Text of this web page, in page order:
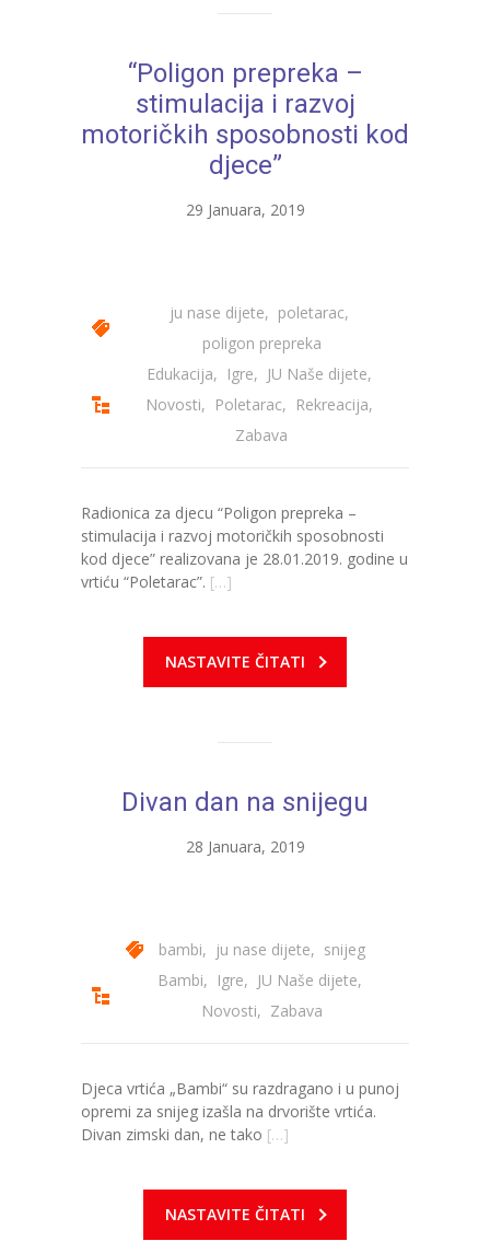
-- Obrasci i zahtjevi
-- Obavještenja za roditelje
Mala škola sporta
“Poligon prepreka –
stimulacija i razvoj
motoričkih sposobnosti kod
djece”
29 Januara, 2019
ju nase dijete, poletarac,
poligon prepreka
Edukacija, Igre, JU Naše dijete,
Novosti, Poletarac, Rekreacija,
Zabava
Radionica za djecu “Poligon prepreka –
stimulacija i razvoj motoričkih sposobnosti
kod djece” realizovana je 28.01.2019. godine u
vrtiću “Poletarac”. […]
NASTAVITE ČITATI
Divan dan na snijegu
28 Januara, 2019
bambi, ju nase dijete, snijeg
Bambi, Igre, JU Naše dijete,
Novosti, Zabava
Djeca vrtića „Bambi“ su razdragano i u punoj
opremi za snijeg izašla na drvorište vrtića.
Divan zimski dan, ne tako […]
NASTAVITE ČITATI